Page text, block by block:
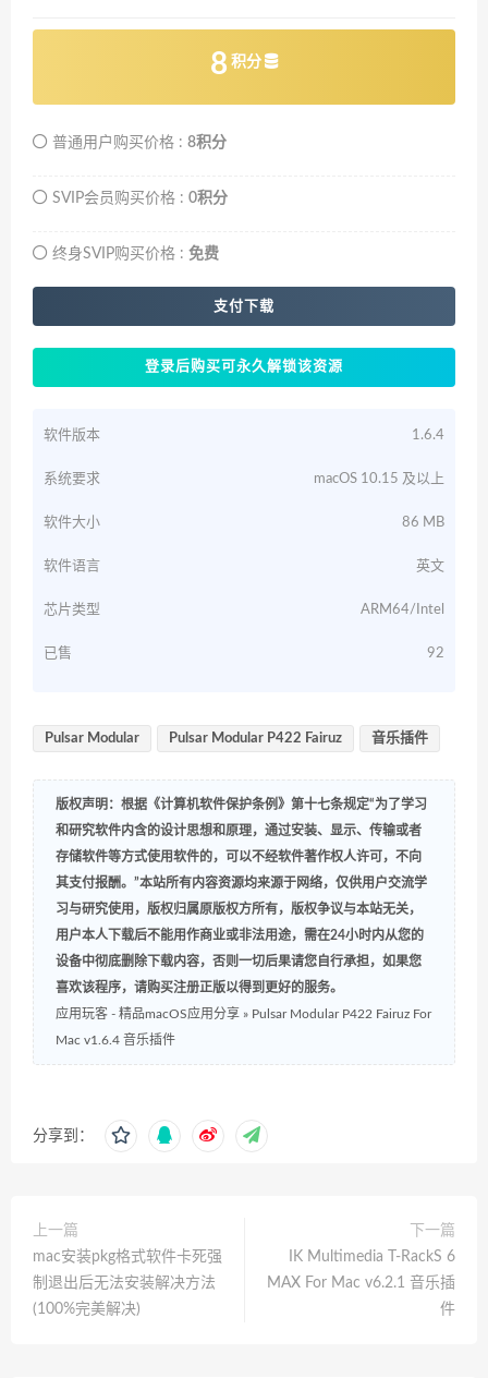
8 积分
普通用户购买价格 : 8积分
SVIP会员购买价格 : 0积分
终身SVIP购买价格 : 免费
支付下载
登录后购买可永久解锁该资源
软件版本 1.6.4
系统要求 macOS 10.15 及以上
软件大小 86 MB
软件语言 英文
芯片类型 ARM64/Intel
已售 92
Pulsar Modular Pulsar Modular P422 Fairuz 音乐插件
版权声明：根据《计算机软件保护条例》第十七条规定“为了学习
和研究软件内含的设计思想和原理，通过安装、显示、传输或者
存储软件等方式使用软件的，可以不经软件著作权人许可，不向
其支付报酬。”本站所有内容资源均来源于网络，仅供用户交流学
习与研究使用，版权归属原版权方所有，版权争议与本站无关，
用户本人下载后不能用作商业或非法用途，需在24小时内从您的
设备中彻底删除下载内容，否则一切后果请您自行承担，如果您
喜欢该程序，请购买注册正版以得到更好的服务。
应用玩客 - 精品macOS应用分享 » Pulsar Modular P422 Fairuz For
Mac v1.6.4 音乐插件
分享到：
上一篇
mac安装pkg格式软件卡死强
制退出后无法安装解决方法
(100%完美解决)
下一篇
IK Multimedia T-RackS 6
MAX For Mac v6.2.1 音乐插
件